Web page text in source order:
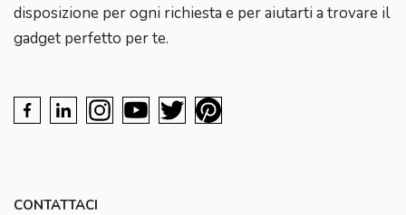
disposizione per ogni richiesta e per aiutarti a trovare il
gadget perfetto per te.
CONTATTACI